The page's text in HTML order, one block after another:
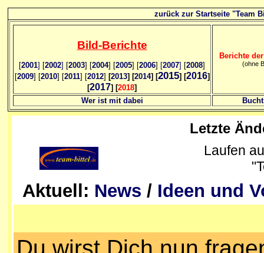
zurück zur Startseite "Team
Bild-Berichte
[2001] [2002] [2003] [2004] [2005] [2006] [2007] [2008]
[2009] [2010] [2011] [2012] [2013] [2014] [2015] [2016]
[2017] [2018]
Berichte
(ohne
Wer ist mit dabei
Letzte
Laufen
Aktuell: News / Ideen und